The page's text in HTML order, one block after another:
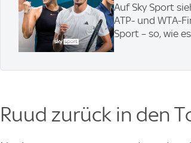
Auf Sky Sport
ATP- und WTA-
Sport – so, wie
Ruud zurück in den